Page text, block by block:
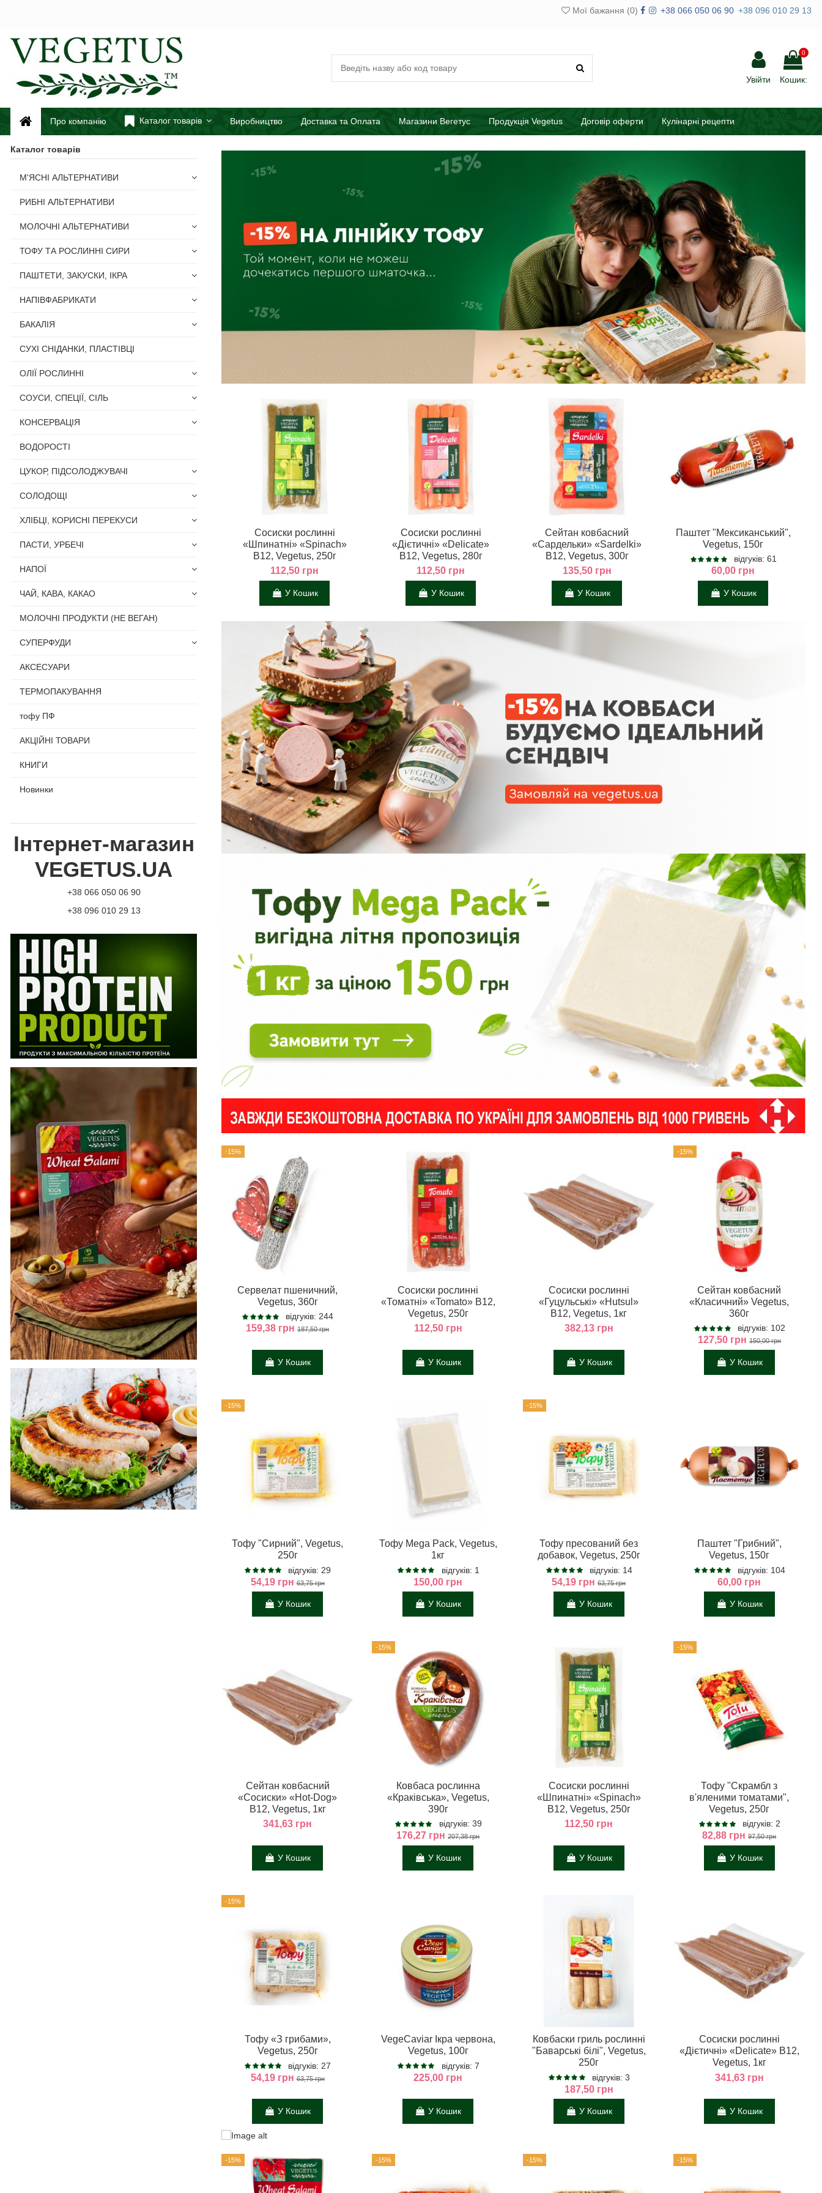
Мої бажання (0) +38 066 050 06 90 +38 096 010 29 13
Увійти
0
Кошик:
Про компанію Каталог товарів Виробництво Доставка та Оплата Магазини Вегетус Продукція Vegetus Договір оферти Кулінарні рецепти
Сосиски рослинні
«Шпинатні» «Spinach»
В12, Vegetus, 250г
112,50 грн
У Кошик
Сосиски рослинні
«Дієтичні» «Delicate»
В12, Vegetus, 280г
112,50 грн
У Кошик
Сейтан ковбасний
«Сардельки» «Sardelki»
В12, Vegetus, 300г
135,50 грн
У Кошик
Паштет "Мексиканський",
Vegetus, 150г
відгуків: 61
60,00 грн
У Кошик
-15%
Сервелат пшеничний,
Vegetus, 360г
відгуків: 244
159,38 грн 187,50 грн
У Кошик
Сосиски рослинні
«Томатні» «Tomato» В12,
Vegetus, 250г
112,50 грн
У Кошик
Сосиски рослинні
«Гуцульські» «Hutsul»
В12, Vegetus, 1кг
382,13 грн
У Кошик
-15%
Сейтан ковбасний
«Класичний» Vegetus,
360г
відгуків: 102
127,50 грн 150,00 грн
У Кошик
-15%
Тофу "Сирний", Vegetus,
250г
відгуків: 29
54,19 грн 63,75 грн
У Кошик
Тофу Mega Pack, Vegetus,
1кг
відгуків: 1
150,00 грн
У Кошик
-15%
Тофу пресований без
добавок, Vegetus, 250г
відгуків: 14
54,19 грн 63,75 грн
У Кошик
Паштет "Грибний",
Vegetus, 150г
відгуків: 104
60,00 грн
У Кошик
Сейтан ковбасний
«Сосиски» «Hot-Dog»
В12, Vegetus, 1кг
341,63 грн
У Кошик
-15%
Ковбаса рослинна
«Краківська», Vegetus,
390г
відгуків: 39
176,27 грн 207,38 грн
У Кошик
Сосиски рослинні
«Шпинатні» «Spinach»
В12, Vegetus, 250г
112,50 грн
У Кошик
-15%
Тофу "Скрамбл з
в'яленими томатами",
Vegetus, 250г
відгуків: 2
82,88 грн 97,50 грн
У Кошик
-15%
Тофу «З грибами»,
Vegetus, 250г
відгуків: 27
54,19 грн 63,75 грн
У Кошик
VegeCaviar Ікра червона,
Vegetus, 100г
відгуків: 7
225,00 грн
У Кошик
Ковбаски гриль рослинні
"Баварські білі", Vegetus,
250г
відгуків: 3
187,50 грн
У Кошик
Сосиски рослинні
«Дієтичні» «Delicate» В12,
Vegetus, 1кг
341,63 грн
У Кошик
-15% -15% -15% -15%
Каталог товарів
М'ЯСНІ АЛЬТЕРНАТИВИ
РИБНІ АЛЬТЕРНАТИВИ
МОЛОЧНІ АЛЬТЕРНАТИВИ
ТОФУ ТА РОСЛИННІ СИРИ
ПАШТЕТИ, ЗАКУСКИ, ІКРА
НАПІВФАБРИКАТИ
БАКАЛІЯ
СУХІ СНІДАНКИ, ПЛАСТІВЦІ
ОЛІЇ РОСЛИННІ
СОУСИ, СПЕЦІЇ, СІЛЬ
КОНСЕРВАЦІЯ
ВОДОРОСТІ
ЦУКОР, ПІДСОЛОДЖУВАЧІ
СОЛОДОЩІ
ХЛІБЦІ, КОРИСНІ ПЕРЕКУСИ
ПАСТИ, УРБЕЧІ
НАПОЇ
ЧАЙ, КАВА, КАКАО
МОЛОЧНІ ПРОДУКТИ (НЕ ВЕГАН)
СУПЕРФУДИ
АКСЕСУАРИ
ТЕРМОПАКУВАННЯ
тофу ПФ
АКЦІЙНІ ТОВАРИ
КНИГИ
Новинки
Інтернет-магазин
VEGETUS.UA
+38 066 050 06 90
+38 096 010 29 13